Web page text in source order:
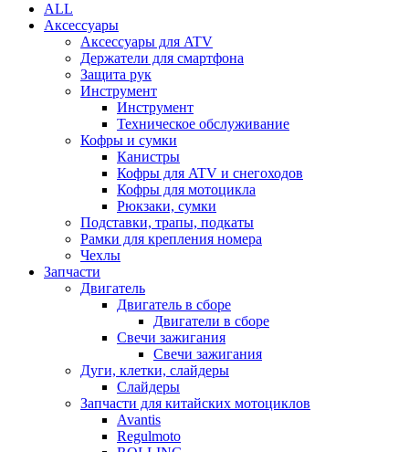
ALL
Аксессуары
Аксессуары для ATV
Держатели для смартфона
Защита рук
Инструмент
Инструмент
Техническое обслуживание
Кофры и сумки
Канистры
Кофры для ATV и снегоходов
Кофры для мотоцикла
Рюкзаки, сумки
Подставки, трапы, подкаты
Рамки для крепления номера
Чехлы
Запчасти
Двигатель
Двигатель в сборе
Двигатели в сборе
Свечи зажигания
Свечи зажигания
Дуги, клетки, слайдеры
Слайдеры
Запчасти для китайских мотоциклов
Avantis
Regulmoto